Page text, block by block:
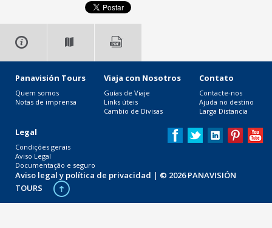
Panavisión Tours
Quem somos
Notas de imprensa
Viaja con Nosotros
Guías de Viaje
Links úteis
Cambio de Divisas
Contato
Contacte-nos
Ajuda no destino
Larga Distancia
Legal
Condições gerais
Aviso Legal
Documentação e seguro
Aviso legal y política de privacidad | © 2026 PANAVISIÓN
TOURS